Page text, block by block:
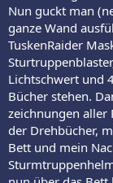
Nun guckt man
ganze Wand
TuskenRaider
Lichtschwert und
Bücher stehen.
zeichnungen aller
der Drehbücher,
Bett und mein